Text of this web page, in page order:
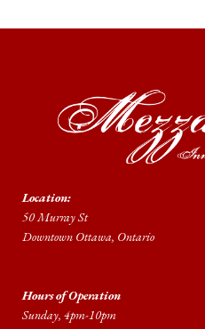
Location:
50 Murray St
Downtown Ottawa, Ontario
Hours of Operation
Sunday, 4pm-10pm